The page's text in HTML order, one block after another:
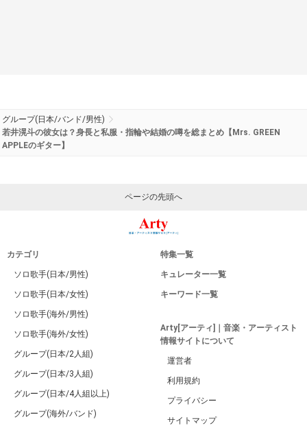
グループ(日本/バンド/男性)
若井滉斗の彼女は？身長と私服・指輪や結婚の噂を総まとめ【Mrs. GREEN
APPLEのギター】
ページの先頭へ
カテゴリ
ソロ歌手(日本/男性)
ソロ歌手(日本/女性)
ソロ歌手(海外/男性)
ソロ歌手(海外/女性)
グループ(日本/2人組)
グループ(日本/3人組)
グループ(日本/4人組以上)
グループ(海外/バンド)
特集一覧
キュレーター一覧
キーワード一覧
Arty[アーティ]｜音楽・アーティスト
情報サイトについて
運営者
利用規約
プライバシー
サイトマップ